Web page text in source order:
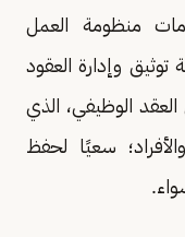
منظومة العمل
توثيق وإدارة العقود
الوظيفي، الذي
سعيًا لحفظ